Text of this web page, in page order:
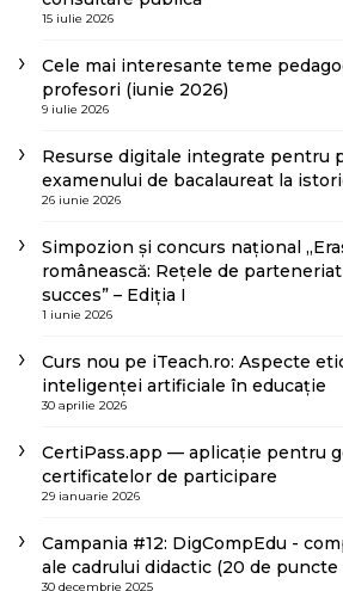
15 iulie 2026
Cele mai interesante teme
profesori (iunie 2026)
9 iulie 2026
Resurse digitale integrate pentru
examenului de bacalaureat la
26 iunie 2026
Simpozion și concurs național
românească: Rețele de
succes” – Ediția I
1 iunie 2026
Curs nou pe iTeach.ro: Aspecte
inteligenței artificiale în educație
30 aprilie 2026
CertiPass.app — aplicație pentru
certificatelor de participare
29 ianuarie 2026
Campania #12: DigCompEdu -
ale cadrului didactic (20 de puncte
30 decembrie 2025